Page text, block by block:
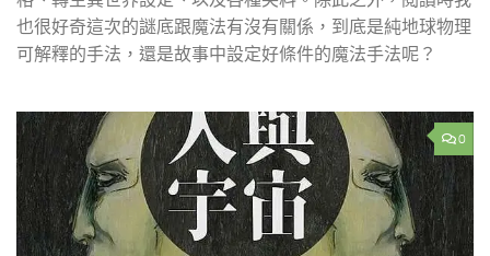
也很好奇這次的謎底跟魔法有沒有關係，到底是純地球物理
可解釋的手法，還是故事中設定好條件的魔法手法呢？
0